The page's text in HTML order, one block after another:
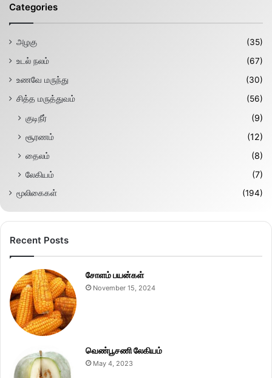
Categories
அழகு
(35)
உடல் நலம்
(67)
உணவே மருந்து
(30)
சித்த மருத்துவம்
(56)
குடிநீர்
(9)
சூரணம்
(12)
தைலம்
(8)
லேகியம்
(7)
மூலிகைகள் (194)
Recent Posts
சோளம் பயன்கள்
November 15, 2024
வெண்பூசணி லேகியம்
May 4, 2023